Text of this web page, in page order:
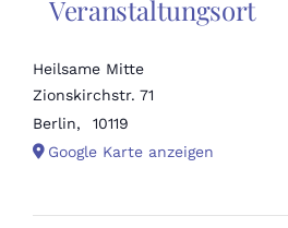
Veranstaltungsort
Heilsame Mitte
Zionskirchstr. 71
Berlin,
10119
Google Karte anzeigen